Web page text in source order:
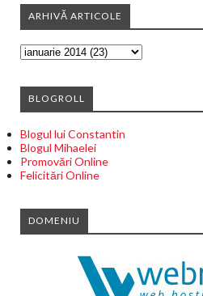
ARHIVĂ ARTICOLE
BLOGROLL
Blogul lui Constantin
Blogul Mihaelei
Promovări Online
Felicitări Online
DOMENIU